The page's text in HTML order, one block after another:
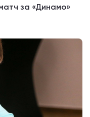
матч за «Динамо»